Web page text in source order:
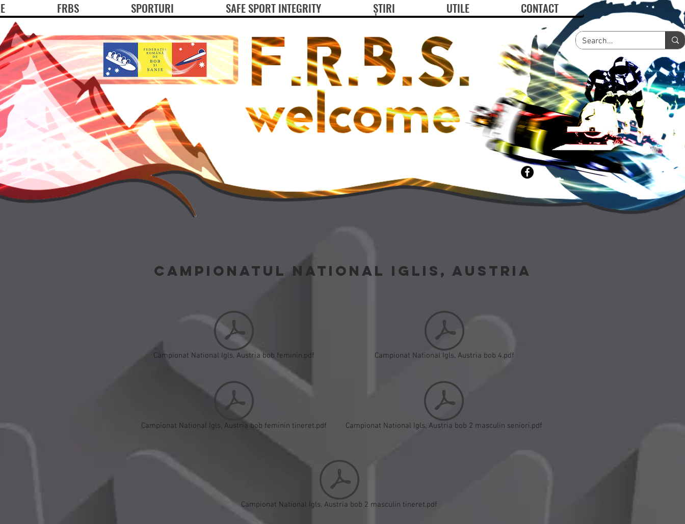
FRBS SPORTURI SAFE SPORT INTEGRITY ȘTIRI UTILE CONTACT
CAMPIONATUL NATIONAL IGLIS, AUSTRIA
Campionat National Igls, Austria bob feminin.pdf Campionat National Igls, Austria bob 4.pdf
Campionat National Igls, Austria bob feminin tineret.pdf Campionat National Igls, Austria bob 2 masculin seniori.pdf
Campionat National Igls, Austria bob 2 masculin tineret.pdf